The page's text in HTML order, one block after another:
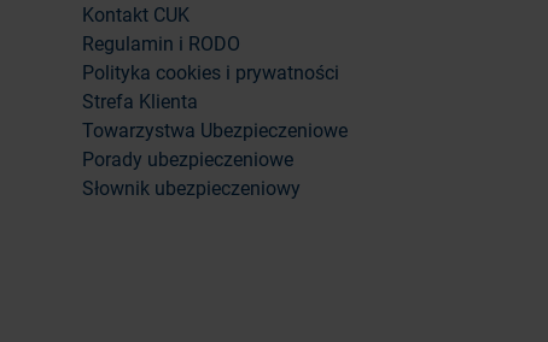
Kontakt CUK
Regulamin i RODO
Polityka cookies i prywatności
Strefa Klienta
Towarzystwa Ubezpieczeniowe
Porady ubezpieczeniowe
Słownik ubezpieczeniowy